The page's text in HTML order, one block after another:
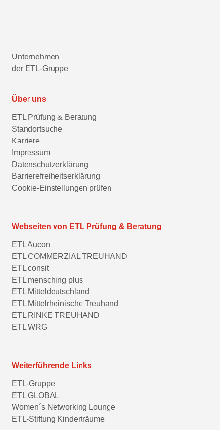
Unternehmen
der ETL-Gruppe
Über uns
ETL Prüfung & Beratung
Standortsuche
Karriere
Impressum
Datenschutzerklärung
Barrierefreiheitserklärung
Cookie-Einstellungen prüfen
Webseiten von ETL Prüfung & Beratung
ETL Aucon
ETL COMMERZIAL TREUHAND
ETL consit
ETL mensching plus
ETL Mitteldeutschland
ETL Mittelrheinische Treuhand
ETL RINKE TREUHAND
ETL WRG
Weiterführende Links
ETL-Gruppe
ETL GLOBAL
Women´s Networking Lounge
ETL-Stiftung Kinderträume